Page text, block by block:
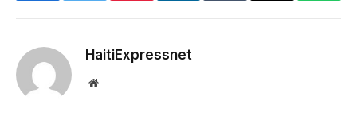
HaitiExpressnet
Website